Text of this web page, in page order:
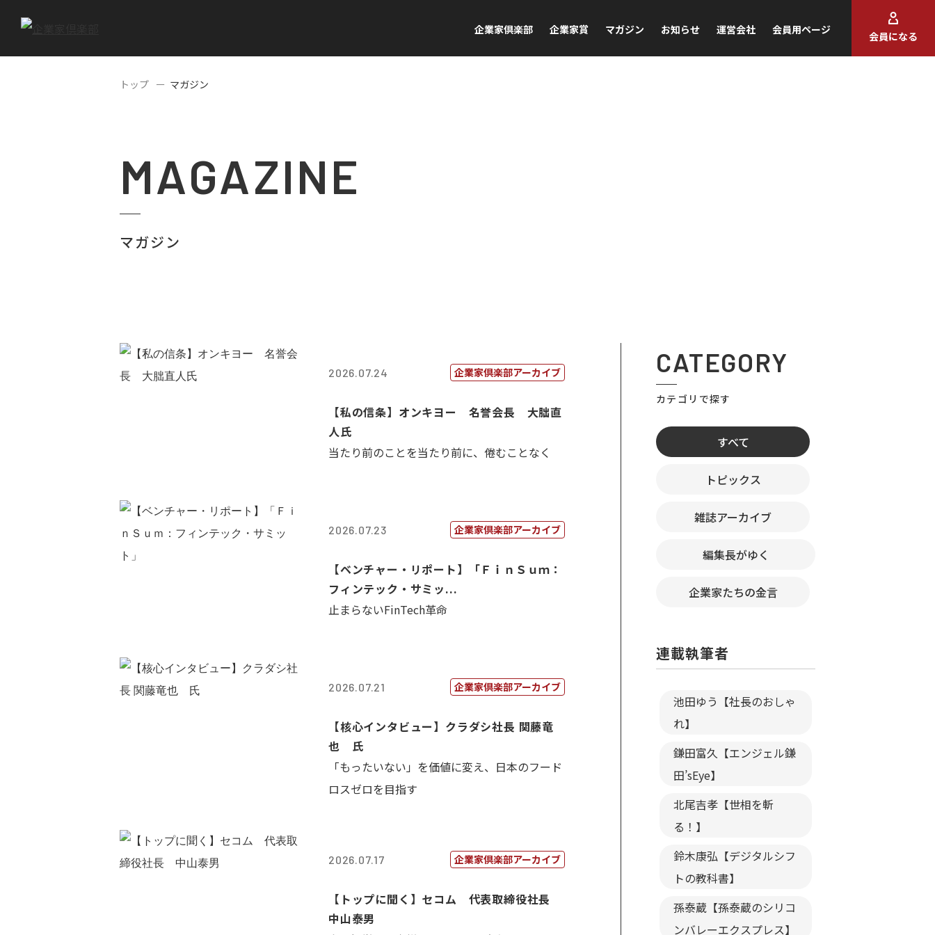
企業家倶楽部 企業家賞 マガジン お知らせ 運営会社 会員用ページ
会員になる
トップ マガジン
MAGAZINE
マガジン
2026.07.24 企業家倶楽部アーカイブ
【私の信条】オンキヨー 名誉会長 大朏直
人氏
当たり前のことを当たり前に、倦むことなく
2026.07.23 企業家倶楽部アーカイブ
【ベンチャー・リポート】「ＦｉｎＳｕｍ：
フィンテック・サミッ...
止まらないFinTech革命
2026.07.21 企業家倶楽部アーカイブ
【核心インタビュー】クラダシ社長 関藤竜
也 氏
「もったいない」を価値に変え、日本のフード
ロスゼロを目指す
2026.07.17 企業家倶楽部アーカイブ
【トップに聞く】セコム 代表取締役社長
中山泰男
CATEGORY
カテゴリで探す
すべて
トピックス
雑誌アーカイブ
編集長がゆく
企業家たちの金言
連載執筆者
池田ゆう【社長のおしゃ
れ】
鎌田富久【エンジェル鎌
田’sEye】
北尾吉孝【世相を斬
る！】
鈴木康弘【デジタルシフ
トの教科書】
孫泰蔵【孫泰蔵のシリコ
ンバレーエクスプレス】